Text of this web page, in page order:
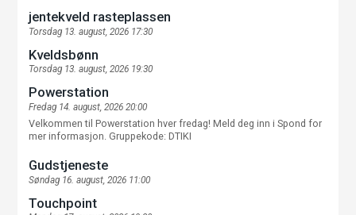
jentekveld rasteplassen
Torsdag 13. august, 2026 17:30
Kveldsbønn
Torsdag 13. august, 2026 19:30
Powerstation
Fredag 14. august, 2026 20:00
Velkommen til Powerstation hver fredag! Meld deg inn i Spond for
mer informasjon. Gruppekode: DTIKI
Gudstjeneste
Søndag 16. august, 2026 11:00
Touchpoint